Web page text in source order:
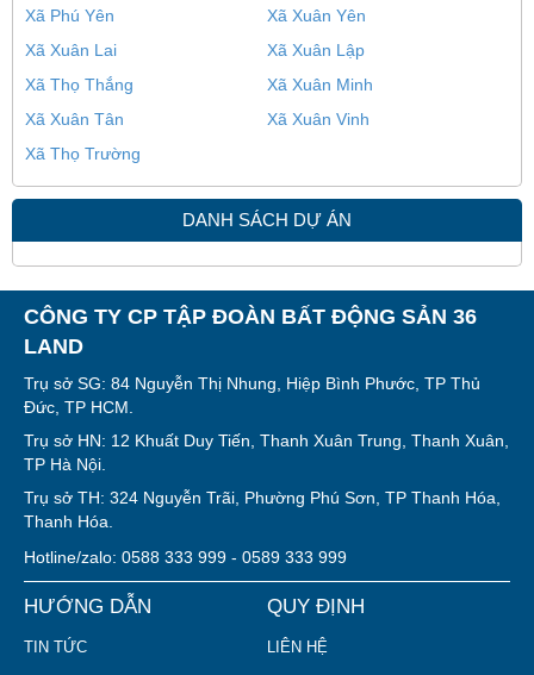
Xã Phú Yên
Xã Xuân Yên
Xã Xuân Lai
Xã Xuân Lập
Xã Thọ Thắng
Xã Xuân Minh
Xã Xuân Tân
Xã Xuân Vinh
Xã Thọ Trường
DANH SÁCH DỰ ÁN
CÔNG TY CP TẬP ĐOÀN BẤT ĐỘNG SẢN 36
LAND
Trụ sở SG: 84 Nguyễn Thị Nhung, Hiệp Bình Phước, TP Thủ
Đức, TP HCM.
Trụ sở HN: 12 Khuất Duy Tiến, Thanh Xuân Trung, Thanh Xuân,
TP Hà Nội.
Trụ sở TH: 324 Nguyễn Trãi, Phường Phú Sơn, TP Thanh Hóa,
Thanh Hóa.
Hotline/zalo: 0588 333 999 - 0589 333 999
HƯỚNG DẪN
TIN TỨC
QUY ĐỊNH
LIÊN HỆ